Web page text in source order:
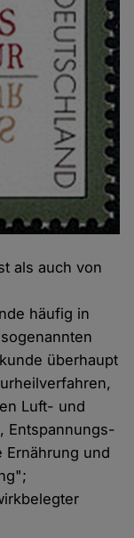
als auch von
häufig in
überhaupt
Luft- und
Entspannungs-
und